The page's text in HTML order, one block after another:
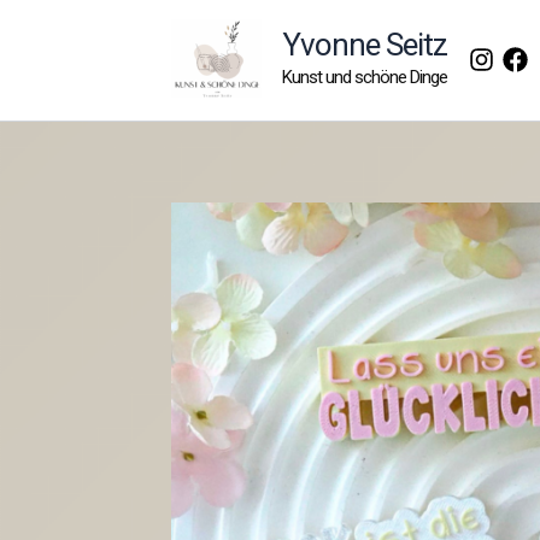
Yvonne Seitz
Kunst und schöne Dinge